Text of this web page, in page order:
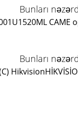
Bunları
CAME
Bunları
Hikvision